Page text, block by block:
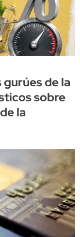
gurúes de la
sobre
la